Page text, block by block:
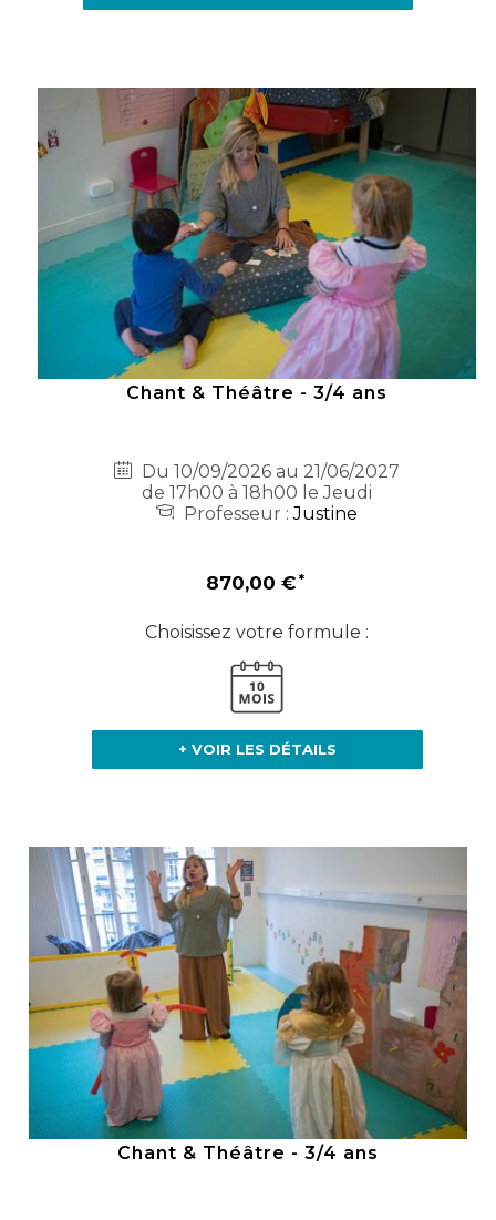
Chant & Théâtre - 3/4 ans
Du 10/09/2026 au 21/06/2027
de 17h00 à 18h00 le Jeudi
Professeur :Justine
870,00 €
Choisissez votre formule :
+ VOIR LES DÉTAILS
Chant & Théâtre - 3/4 ans